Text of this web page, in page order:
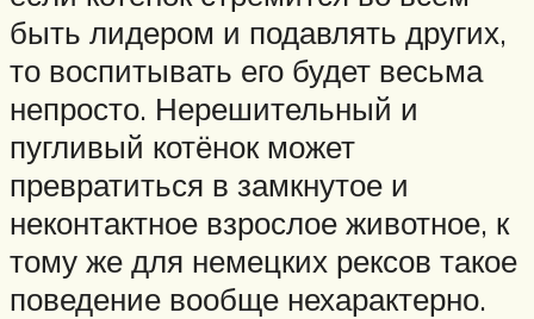
быть лидером и подавлять других,
то воспитывать его будет весьма
непросто. Нерешительный и
пугливый котёнок может
превратиться в замкнутое и
неконтактное взрослое животное, к
тому же для немецких рексов такое
поведение вообще нехарактерно.